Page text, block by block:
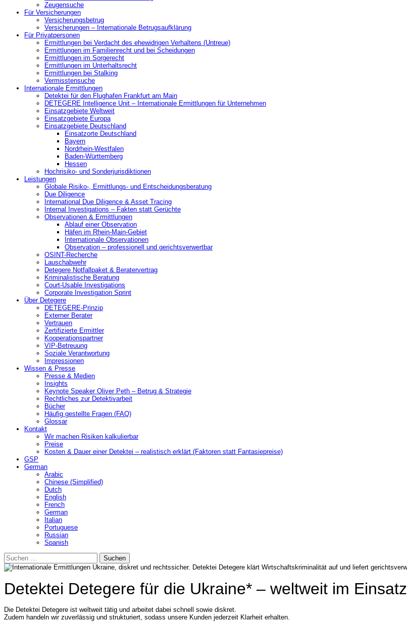
Zeugensuche
Für Versicherungen
Versicherungsbetrug
Versicherungen – Internationale Betrugsaufklärung
Für Privatpersonen
Ermittlungen bei Verdacht des ehewidrigen Verhaltens (Untreue)
Ermittlungen im Familienrecht und bei Scheidungen
Ermittlungen im Sorgerecht
Ermittlungen im Unterhaltsrecht
Ermittlungen bei Stalking
Vermisstensuche
Internationale Ermittlungen
Detektei für den Flughafen Frankfurt am Main
DETEGERE Intelligence Unit – Internationale Ermittlungen für Unternehmen
Einsatzgebiete Weltweit
Einsatzgebiete Europa
Einsatzgebiete Deutschland
Einsatzorte Deutschland
Bayern
Nordrhein-Westfalen
Baden-Württemberg
Hessen
Hochrisiko- und Sonderjurisdiktionen
Leistungen
Globale Risiko-, Ermittlungs- und Entscheidungsberatung
Due Diligence
International Due Diligence & Asset Tracing
Internal Investigations – Fakten statt Gerüchte
Observationen & Ermittlungen
Ablauf einer Observation
Häfen im Rhein-Main-Gebiet
Internationale Observationen
Observation – professionell und gerichtsverwertbar
OSINT-Recherche
Lauschabwehr
Detegere Notfallpaket & Beratervertrag
Kriminalistische Beratung
Court-Usable Investigations
Corporate Investigation Sprint
Über Detegere
DETEGERE-Prinzip
Externer Berater
Vertrauen
Zertifizierte Ermittler
Kooperationspartner
VIP-Betreuung
Soziale Verantwortung
Impressionen
Wissen & Presse
Presse & Medien
Insights
Keynote Speaker Oliver Peth – Betrug & Strategie
Rechtliches zur Detektivarbeit
Bücher
Häufig gestellte Fragen (FAQ)
Glossar
Kontakt
Wir machen Risiken kalkulierbar
Preise
Kosten & Dauer einer Detektei – realistisch erklärt (Faktoren statt Fantasiepreise)
GSP
German
Arabic
Chinese (Simplified)
Dutch
English
French
German
Italian
Portuguese
Russian
Spanish
Suchen
nach:
Detektei Detegere für die Ukraine* – weltweit im Einsatz
Die Detektei Detegere ist weltweit tätig und arbeitet dabei schnell sowie diskret.
Zudem handeln wir zuverlässig und strukturiert, sodass unsere Kunden jederzeit Klarheit erhalten.